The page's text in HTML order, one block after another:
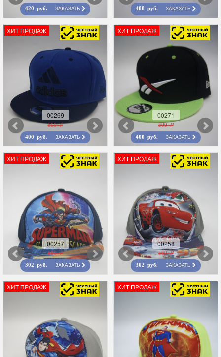
420 руб. ЗАКАЗАТЬ 400 руб. ЗАКАЗАТЬ
ХИТ ПРОДАЖ
00269
500 r
400 руб. ЗАКАЗАТЬ
ХИТ ПРОДАЖ
00271
500 r
400 руб. ЗАКАЗАТЬ
ХИТ ПРОДАЖ
00257
560 r
302 руб. ЗАКАЗАТЬ
ХИТ ПРОДАЖ
00258
560 r
302 руб. ЗАКАЗАТЬ
ХИТ ПРОДАЖ ХИТ ПРОДАЖ